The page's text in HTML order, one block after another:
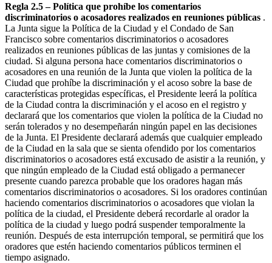
Regla 2.5 – Política que prohíbe los comentarios
discriminatorios o acosadores realizados en reuniones públicas .
La Junta sigue la Política de la Ciudad y el Condado de San
Francisco sobre comentarios discriminatorios o acosadores
realizados en reuniones públicas de las juntas y comisiones de la
ciudad. Si alguna persona hace comentarios discriminatorios o
acosadores en una reunión de la Junta que violen la política de la
Ciudad que prohíbe la discriminación y el acoso sobre la base de
características protegidas específicas, el Presidente leerá la política
de la Ciudad contra la discriminación y el acoso en el registro y
declarará que los comentarios que violen la política de la Ciudad no
serán tolerados y no desempeñarán ningún papel en las decisiones
de la Junta. El Presidente declarará además que cualquier empleado
de la Ciudad en la sala que se sienta ofendido por los comentarios
discriminatorios o acosadores está excusado de asistir a la reunión, y
que ningún empleado de la Ciudad está obligado a permanecer
presente cuando parezca probable que los oradores hagan más
comentarios discriminatorios o acosadores. Si los oradores continúan
haciendo comentarios discriminatorios o acosadores que violan la
política de la ciudad, el Presidente deberá recordarle al orador la
política de la ciudad y luego podrá suspender temporalmente la
reunión. Después de esta interrupción temporal, se permitirá que los
oradores que estén haciendo comentarios públicos terminen el
tiempo asignado.